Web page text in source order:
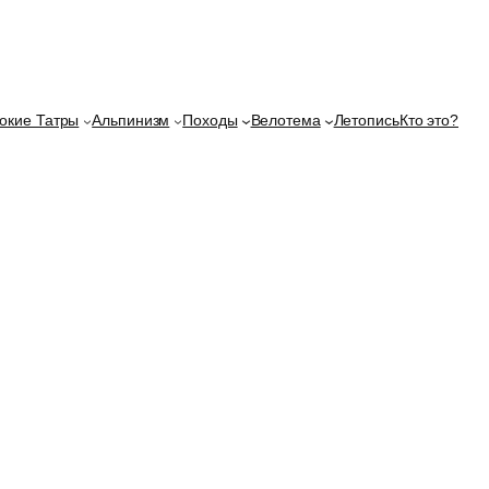
Татры Альпинизм Походы Велотема ЛетописьКто это?